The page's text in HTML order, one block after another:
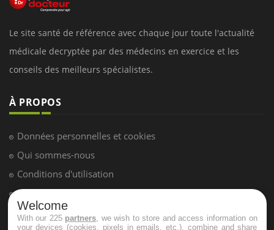
Le site santé de référence avec chaque jour toute l'actualité
médicale decryptée par des médecins en exercice et les
conseils des meilleurs spécialistes.
À PROPOS
Données personnelles et cookies
Qui sommes-nous
Conditions d'utilisation
Plan du site
Mentions Légales
Welcome
With our 225 partners , we wish to store and access information on
your devices (cookies, pixels in emails, etc.), combine and share